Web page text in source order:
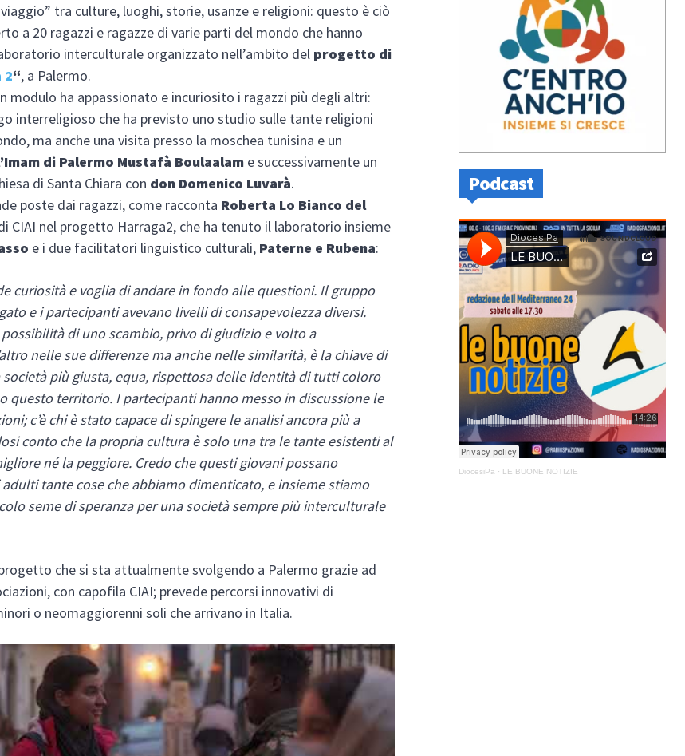
tra culture, luoghi, storie, usanze e religioni: questo è ciò
a 20 ragazzi e ragazze di varie parti del mondo che hanno
interculturale organizzato nell’ambito del progetto di
2“, a Palermo.
modulo ha appassionato e incuriosito i ragazzi più degli altri:
interreligioso che ha previsto uno studio sulle tante religioni
ma anche una visita presso la moschea tunisina e un
di Palermo Mustafà Boulaalam e successivamente un
di Santa Chiara con don Domenico Luvarà.
poste dai ragazzi, come racconta Roberta Lo Bianco del
CIAI nel progetto Harraga2, che ha tenuto il laboratorio insieme
e i due facilitatori linguistico culturali, Paterne e Rubena:
curiosità e voglia di andare in fondo alle questioni. Il gruppo
e i partecipanti avevano livelli di consapevolezza diversi.
di uno scambio, privo di giudizio e volto a
nelle sue differenze ma anche nelle similarità, è la chiave di
società più giusta, equa, rispettosa delle identità di tutti coloro
questo territorio. I partecipanti hanno messo in discussione le
c’è chi è stato capace di spingere le analisi ancora più a
conto che la propria cultura è solo una tra le tante esistenti al
né la peggiore. Credo che questi giovani possano
tante cose che abbiamo dimenticato, e insieme stiamo
seme di speranza per una società sempre più interculturale
che si sta attualmente svolgendo a Palermo grazie ad
con capofila CIAI; prevede percorsi innovativi di
o neomaggiorenni soli che arrivano in Italia.
Podcast
DiocesiPa · LE BUONE NOTIZIE